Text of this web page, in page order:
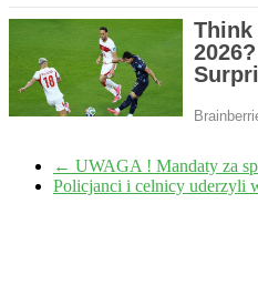
← UWAGA ! Mandaty za
Policjanci i celnicy uderzyli